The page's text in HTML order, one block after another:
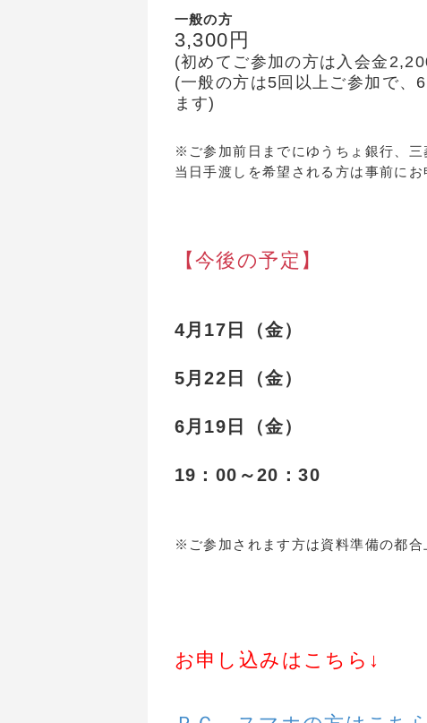
一般の方
3,300円
(初めてご参加の方は入会金
(一般の方は5回以上ご参加で、
ます)
※ご参加前日までにゆうちょ銀行、三
当日手渡しを希望される方は事前にお
【今後の予定】
4月17日（金）
5月22日（金）
6月19日（金）
19：00～20：30
※ご参加されます方は資料準備の都合
お申し込みはこちら↓